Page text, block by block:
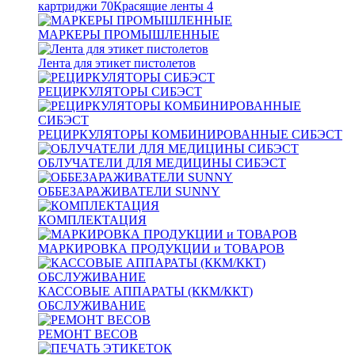
картриджи 70Красящие ленты 4
МАРКЕРЫ ПРОМЫШЛЕННЫЕ
Лента для этикет пистолетов
РЕЦИРКУЛЯТОРЫ СИБЭСТ
РЕЦИРКУЛЯТОРЫ КОМБИНИРОВАННЫЕ СИБЭСТ
ОБЛУЧАТЕЛИ ДЛЯ МЕДИЦИНЫ СИБЭСТ
ОББЕЗАРАЖИВАТЕЛИ SUNNY
КОМПЛЕКТАЦИЯ
МАРКИРОВКА ПРОДУКЦИИ и ТОВАРОВ
КАССОВЫЕ АППАРАТЫ (ККМ/ККТ)
ОБСЛУЖИВАНИЕ
РЕМОНТ ВЕСОВ